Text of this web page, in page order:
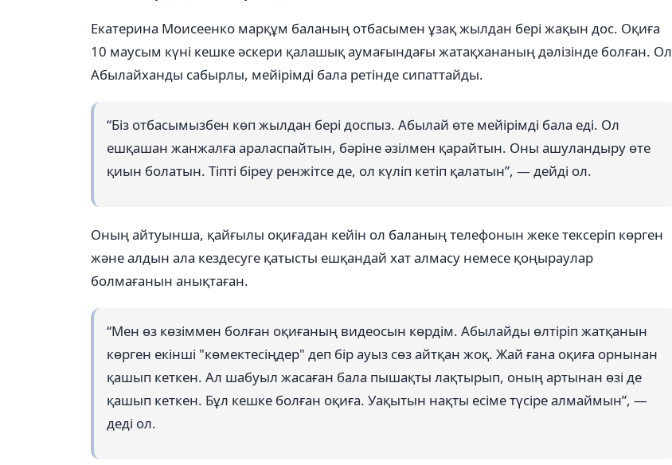
Екатерина Моисеенко марқұм баланың отбасымен ұзақ жылдан бері жақын дос. Оқиға
10 маусым күні кешке әскери қалашық аумағындағы жатақхананың дәлізінде болған. Ол
Абылайханды сабырлы, мейірімді бала ретінде сипаттайды.
“Біз отбасымызбен көп жылдан бері доспыз. Абылай өте мейірімді бала еді. Ол
ешқашан жанжалға араласпайтын, бәріне әзілмен қарайтын. Оны ашуландыру өте
қиын болатын. Тіпті біреу ренжітсе де, ол күліп кетіп қалатын”, — дейді ол.
Оның айтуынша, қайғылы оқиғадан кейін ол баланың телефонын жеке тексеріп көрген
және алдын ала кездесуге қатысты ешқандай хат алмасу немесе қоңыраулар
болмағанын анықтаған.
“Мен өз көзіммен болған оқиғаның видеосын көрдім. Абылайды өлтіріп жатқанын
көрген екінші "көмектесіңдер" деп бір ауыз сөз айтқан жоқ. Жай ғана оқиға орнынан
қашып кеткен. Ал шабуыл жасаған бала пышақты лақтырып, оның артынан өзі де
қашып кеткен. Бұл кешке болған оқиға. Уақытын нақты есіме түсіре алмаймын”, —
деді ол.